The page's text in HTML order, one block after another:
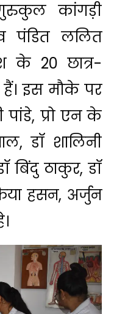
गुरुकुल कांगड़ी
व पंडित ललित
के 20 छात्र-
हैं। इस मौके पर
पांडे, प्रो एन के
डॉ शालिनी
बिंदु ठाकुर, डॉ
हसन, अर्जुन